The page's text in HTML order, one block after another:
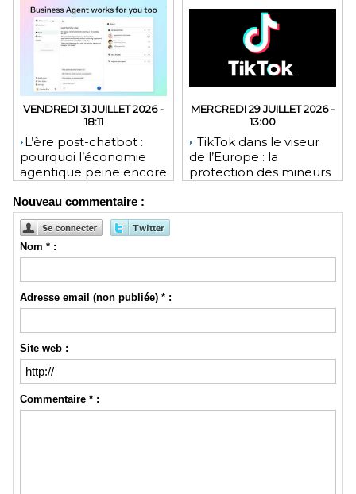
VENDREDI 31 JUILLET 2026 -
18:11
​L’ère post-chatbot :
pourquoi l’économie
agentique peine encore
financières
MERCREDI 29 JUILLET 2026 -
13:00
TikTok dans le viseur
de l’Europe : la
protection des mineurs
Nouveau commentaire :
Nom * :
Adresse email (non publiée) * :
Site web :
Commentaire * :